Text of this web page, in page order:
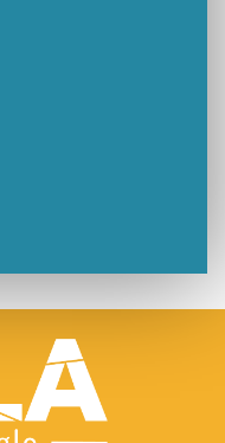
d’eau à Lons-le-Saunier
inaugurée